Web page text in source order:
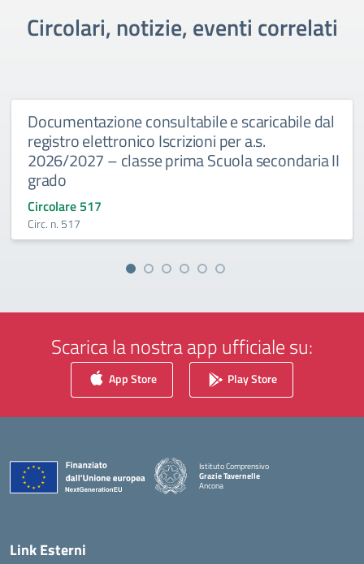
Circolari, notizie, eventi correlati
Documentazione consultabile e scaricabile dal
registro elettronico Iscrizioni per a.s.
2026/2027 – classe prima Scuola secondaria II
grado
Circolare 517
Circ. n. 517
Scarica la nostra app ufficiale su:
App Store Play Store
Istituto Comprensivo
Grazie Tavernelle
Ancona
Link Esterni